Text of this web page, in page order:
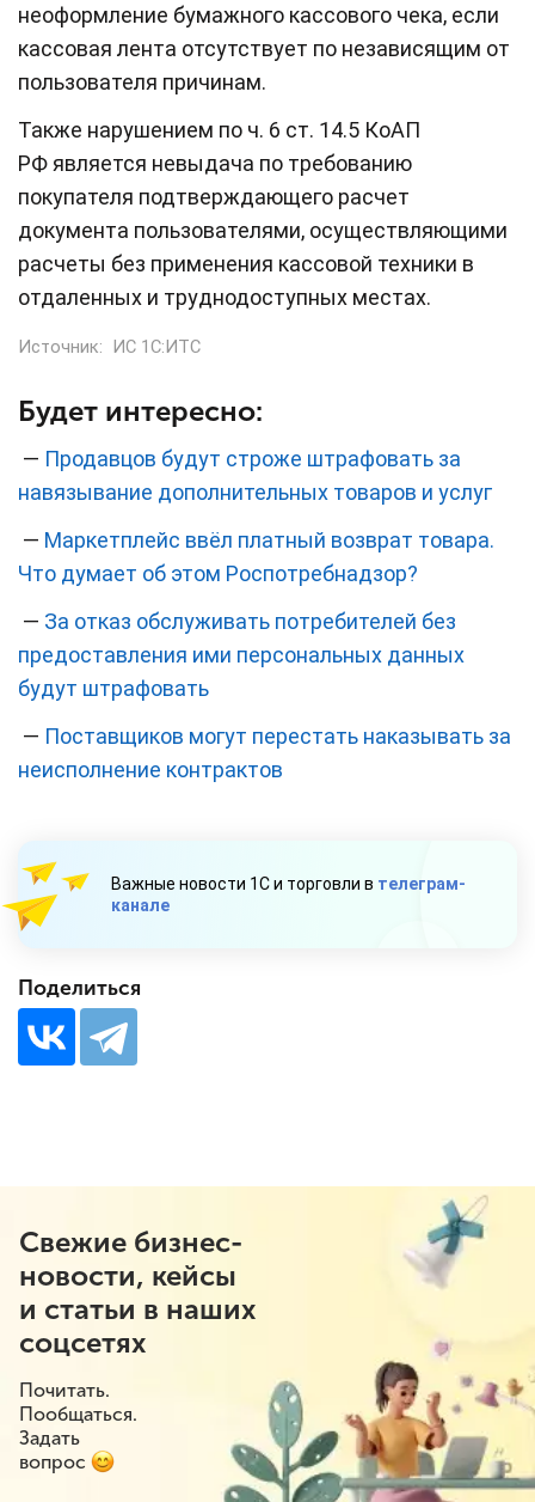
неоформление бумажного кассового чека, если
кассовая лента отсутствует по независящим от
пользователя причинам.
Также нарушением по ч. 6 ст. 14.5 КоАП
РФ является невыдача по требованию
покупателя подтверждающего расчет
документа пользователями, осуществляющими
расчеты без применения кассовой техники в
отдаленных и труднодоступных местах.
Источник: ИС 1С:ИТС
Будет интересно:
— Продавцов будут строже штрафовать за
навязывание дополнительных товаров и услуг
— Маркетплейс ввёл платный возврат товара.
Что думает об этом Роспотребнадзор?
— За отказ обслуживать потребителей без
предоставления ими персональных данных
будут штрафовать
— Поставщиков могут перестать наказывать за
неисполнение контрактов
Важные новости 1С и торговли в телеграм-
канале
Поделиться
Свежие бизнес-
новости, кейсы
и статьи в наших
соцсетях
Почитать.
Пообщаться.
Задать
вопрос